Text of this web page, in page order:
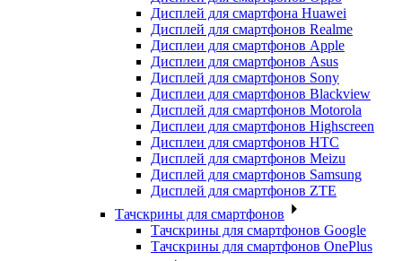
Дисплей для смартфона Huawei
Дисплей для смартфонов Realme
Дисплеи для смартфонов Apple
Дисплеи для смартфонов Asus
Дисплей для смартфонов Sony
Дисплеи для смартфонов Blackview
Дисплей для смартфонов Motorola
Дисплеи для смартфонов Highscreen
Дисплеи для смартфонов HTC
Дисплей для смартфонов Meizu
Дисплей для смартфонов Samsung
Дисплей для смартфонов ZTE
Тачскрины для смартфонов
Тачскрины для смартфонов Google
Тачскрины для смартфонов OnePlus